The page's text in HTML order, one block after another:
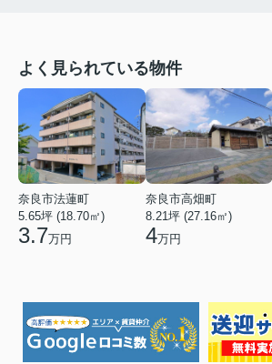
よく見られている物件
奈良市法蓮町
5.65坪 (18.70㎡)
3.7万円
奈良市高畑町
8.21坪 (27.16㎡)
4万円